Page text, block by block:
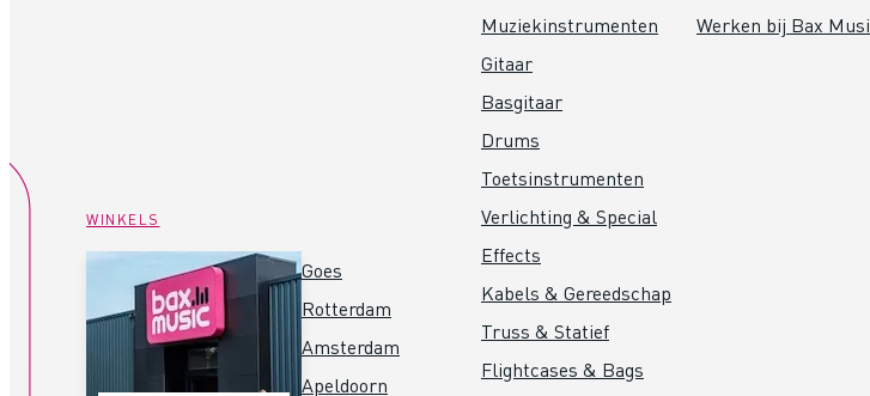
WINKELS
Goes
Rotterdam
Amsterdam
Apeldoorn
Muziekinstrumenten
Gitaar
Basgitaar
Drums
Toetsinstrumenten
Verlichting & Special
Effects
Kabels & Gereedschap
Truss & Statief
Flightcases & Bags
Werken bij Bax